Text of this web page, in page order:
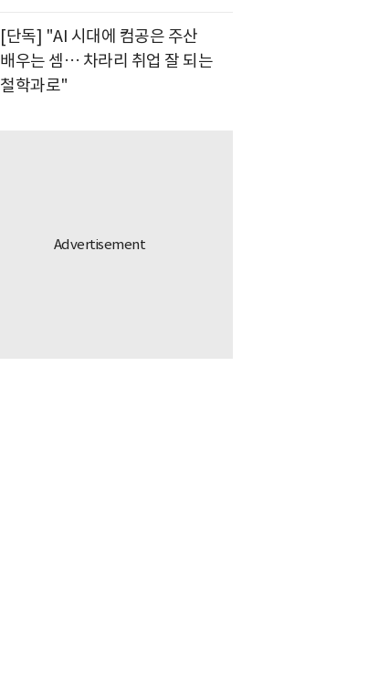
[단독] "AI 시대에 컴공은 주산
배우는 셈… 차라리 취업 잘 되는
철학과로"